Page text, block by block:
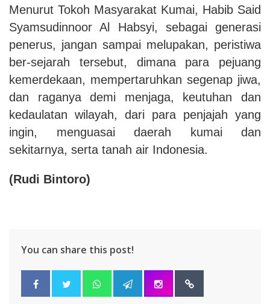
Menurut Tokoh Masyarakat Kumai, Habib Said
Syamsudinnoor Al Habsyi, sebagai generasi
penerus, jangan sampai melupakan, peristiwa
ber-sejarah tersebut, dimana para pejuang
kemerdekaan, mempertaruhkan segenap jiwa,
dan raganya demi menjaga, keutuhan dan
kedaulatan wilayah, dari para penjajah yang
ingin, menguasai daerah kumai dan
sekitarnya, serta tanah air Indonesia.
(Rudi Bintoro)
You can share this post!